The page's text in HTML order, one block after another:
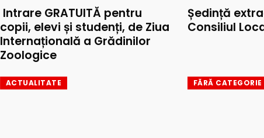
Intrare GRATUITĂ pentru
copii, elevi și studenți, de Ziua
Internațională a Grădinilor
Zoologice
Ședință
Consiliul
ACTUALITATE FĂRĂ CATEGORIE